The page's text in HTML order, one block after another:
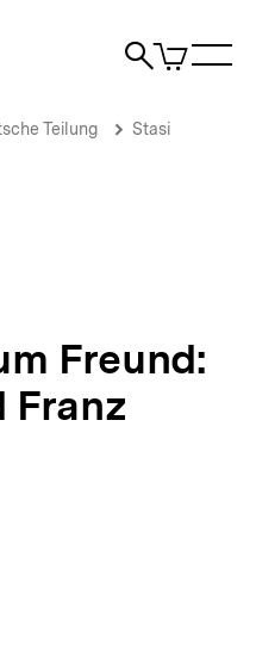
Suche
Artikel
im
Teilung Stasi
Freund:
Franz